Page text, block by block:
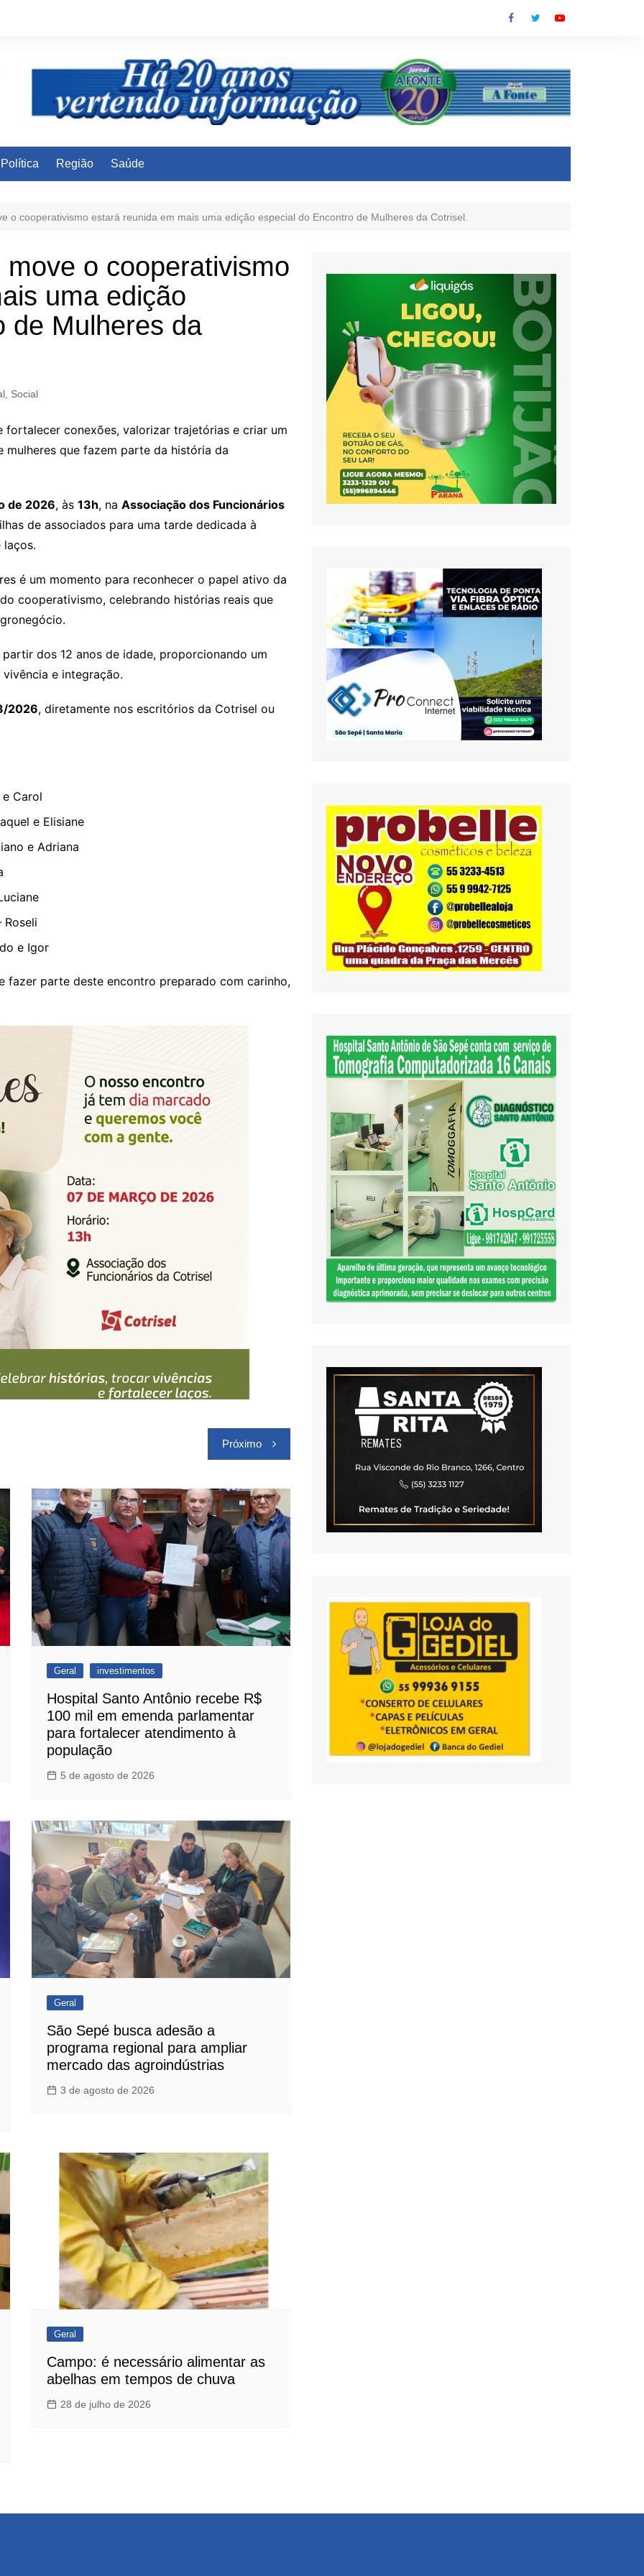
Política Região Saúde
o cooperativismo estará reunida em mais uma edição especial do Encontro de Mulheres da Cotrisel.
o cooperativismo
uma edição
de Mulheres da
Social
conexões, valorizar trajetórias e criar um
que fazem parte da história da
de 2026, às 13h, na Associação dos Funcionários
de associados para uma tarde dedicada à
é um momento para reconhecer o papel ativo da
cooperativismo, celebrando histórias reais que
dos 12 anos de idade, proporcionando um
e integração.
2026, diretamente nos escritórios da Cotrisel ou
Carol
e Elisiane
e Adriana
Roseli
e Igor
fazer parte deste encontro preparado com carinho,
Próximo
Geral investimentos
Hospital Santo Antônio recebe R$
100 mil em emenda parlamentar
para fortalecer atendimento à
população
5 de agosto de 2026
Geral
São Sepé busca adesão a
programa regional para ampliar
mercado das agroindústrias
3 de agosto de 2026
Geral
Campo: é necessário alimentar as
abelhas em tempos de chuva
28 de julho de 2026